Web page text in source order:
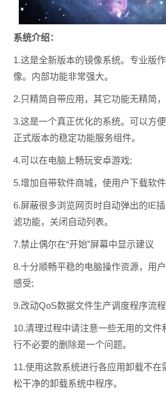
系统介绍：
1.这是全新版本的镜像系统。专业版
像。内部功能非常强大。
2.只精简自带应用，其它功能无精简
3.这是一个真正优化的系统。可以方
正式版本的稳定功能服务组件。
4.可以在电脑上畅玩安卓游戏;
5.增加自带软件商城，使用户下载软
6.屏蔽很多浏览网页时自动弹出的IE
滤功能，关闭自动列表。
7.禁止偶尔在“开始”屏幕中显示建议
8.十分顺畅平稳的电脑操作资源，用
感受;
9.改动QoS数据文件生产调度程序流
10.清理过程中请注意一些无用的文件
行不必要的删除是一个问题。
11.使用这款系统进行各应用卸载不在
松干净的卸载系统中程序。